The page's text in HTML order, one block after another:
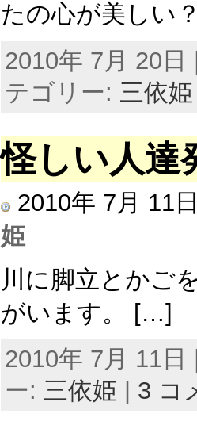
たの心が美しい
2010年 7月 20
テゴリー: 三依姫
怪しい人達
2010年 7月 11
姫
川に脚立とかご
がいます。 […]
2010年 7月 11
ー: 三依姫 3 コ